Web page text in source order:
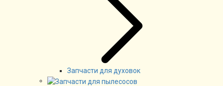
Запчасти для духовок